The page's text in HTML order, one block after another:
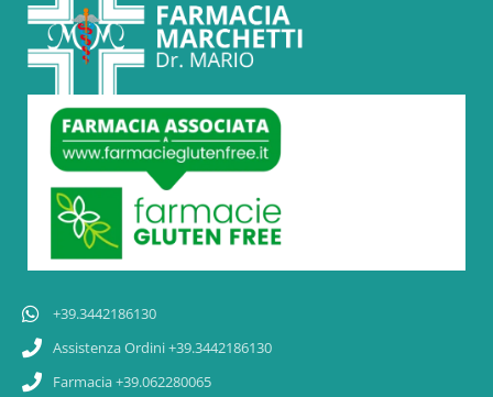
+39.3442186130
Assistenza Ordini +39.3442186130
Farmacia +39.062280065